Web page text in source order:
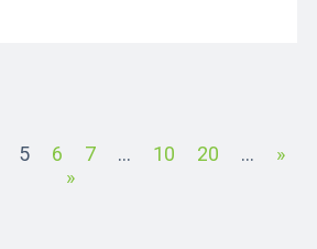
5 6 7 ... 10 20 ...
»
»